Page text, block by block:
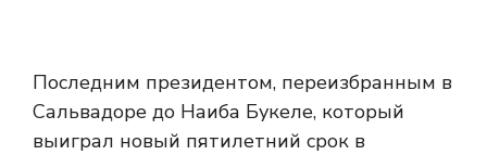
Последним президентом, переизбранным в
Сальвадоре до Наиба Букеле, который
выиграл новый пятилетний срок в